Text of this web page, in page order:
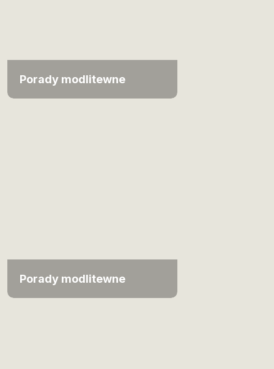
Porady modlitewne
Porady modlitewne